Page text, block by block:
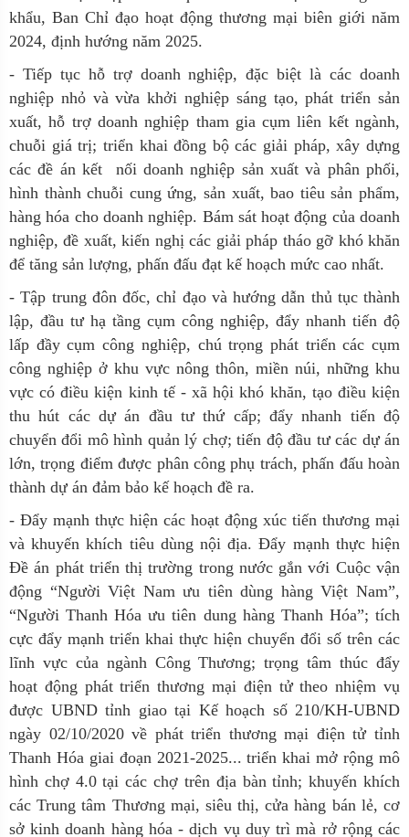
khẩu, Ban Chỉ đạo hoạt động thương mại biên giới năm
2024, định hướng năm 2025.
- Tiếp tục hỗ trợ doanh nghiệp, đặc biệt là các doanh
nghiệp nhỏ và vừa khởi nghiệp sáng tạo, phát triển sản
xuất, hỗ trợ doanh nghiệp tham gia cụm liên kết ngành,
chuỗi giá trị; triển khai đồng bộ các giải pháp, xây dựng
các đề án kết nối doanh nghiệp sản xuất và phân phối,
hình thành chuỗi cung ứng, sản xuất, bao tiêu sản phẩm,
hàng hóa cho doanh nghiệp. Bám sát hoạt động của doanh
nghiệp, đề xuất, kiến nghị các giải pháp tháo gỡ khó khăn
để tăng sản lượng, phấn đấu đạt kế hoạch mức cao nhất.
- Tập trung đôn đốc, chỉ đạo và hướng dẫn thủ tục thành
lập, đầu tư hạ tầng cụm công nghiệp, đẩy nhanh tiến độ
lấp đầy cụm công nghiệp, chú trọng phát triển các cụm
công nghiệp ở khu vực nông thôn, miền núi, những khu
vực có điều kiện kinh tế - xã hội khó khăn, tạo điều kiện
thu hút các dự án đầu tư thứ cấp; đẩy nhanh tiến độ
chuyển đổi mô hình quản lý chợ; tiến độ đầu tư các dự án
lớn, trọng điểm được phân công phụ trách, phấn đấu hoàn
thành dự án đảm bảo kế hoạch đề ra.
- Đẩy mạnh thực hiện các hoạt động xúc tiến thương mại
và khuyến khích tiêu dùng nội địa. Đẩy mạnh thực hiện
Đề án phát triển thị trường trong nước gắn với Cuộc vận
động “Người Việt Nam ưu tiên dùng hàng Việt Nam”,
“Người Thanh Hóa ưu tiên dung hàng Thanh Hóa”; tích
cực đẩy mạnh triển khai thực hiện chuyển đổi số trên các
lĩnh vực của ngành Công Thương; trọng tâm thúc đẩy
hoạt động phát triển thương mại điện tử theo nhiệm vụ
được UBND tỉnh giao tại Kế hoạch số 210/KH-UBND
ngày 02/10/2020 về phát triển thương mại điện tử tỉnh
Thanh Hóa giai đoạn 2021-2025... triển khai mở rộng mô
hình chợ 4.0 tại các chợ trên địa bàn tỉnh; khuyến khích
các Trung tâm Thương mại, siêu thị, cửa hàng bán lẻ, cơ
sở kinh doanh hàng hóa - dịch vụ duy trì mà rở rộng các